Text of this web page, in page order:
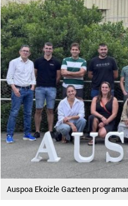
Auspoa Ekoizle Gazteen